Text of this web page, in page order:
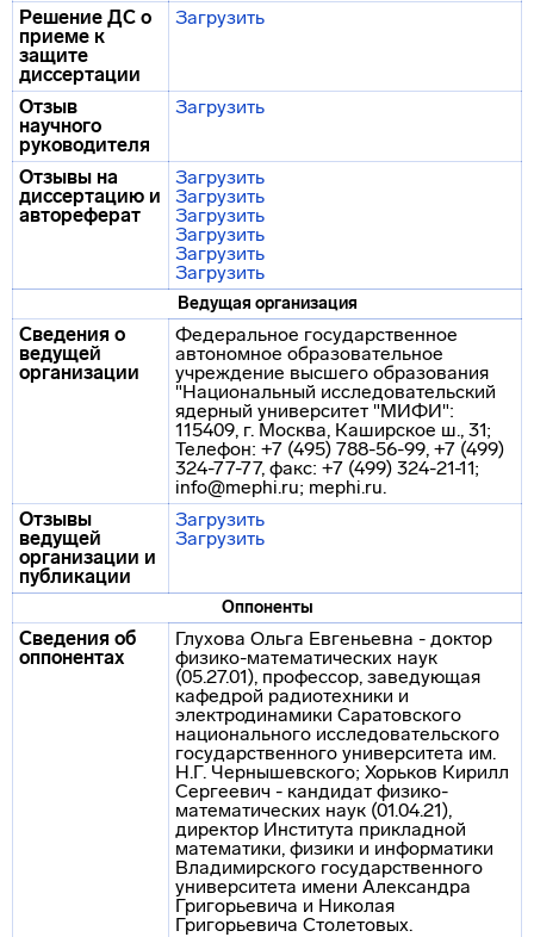
Решение ДС о
приеме к
защите
диссертации
Загрузить
Отзыв
научного
руководителя
Загрузить
Отзывы на
диссертацию и
автореферат
Загрузить
Загрузить
Загрузить
Загрузить
Загрузить
Загрузить
Ведущая организация
Сведения о
ведущей
организации
Федеральное государственное
автономное образовательное
учреждение высшего образования
"Национальный исследовательский
ядерный университет "МИФИ":
115409, г. Москва, Каширское ш., 31;
Телефон: +7 (495) 788-56-99, +7 (499)
324-77-77, факс: +7 (499) 324-21-11;
info@mephi.ru; mephi.ru.
Отзывы
ведущей
организации и
публикации
Загрузить
Загрузить
Оппоненты
Сведения об
оппонентах
Глухова Ольга Евгеньевна - доктор
физико-математических наук
(05.27.01), профессор, заведующая
кафедрой радиотехники и
электродинамики Саратовского
национального исследовательского
государственного университета им.
Н.Г. Чернышевского; Хорьков Кирилл
Сергеевич - кандидат физико-
математических наук (01.04.21),
директор Института прикладной
математики, физики и информатики
Владимирского государственного
университета имени Александра
Григорьевича и Николая
Григорьевича Столетовых.